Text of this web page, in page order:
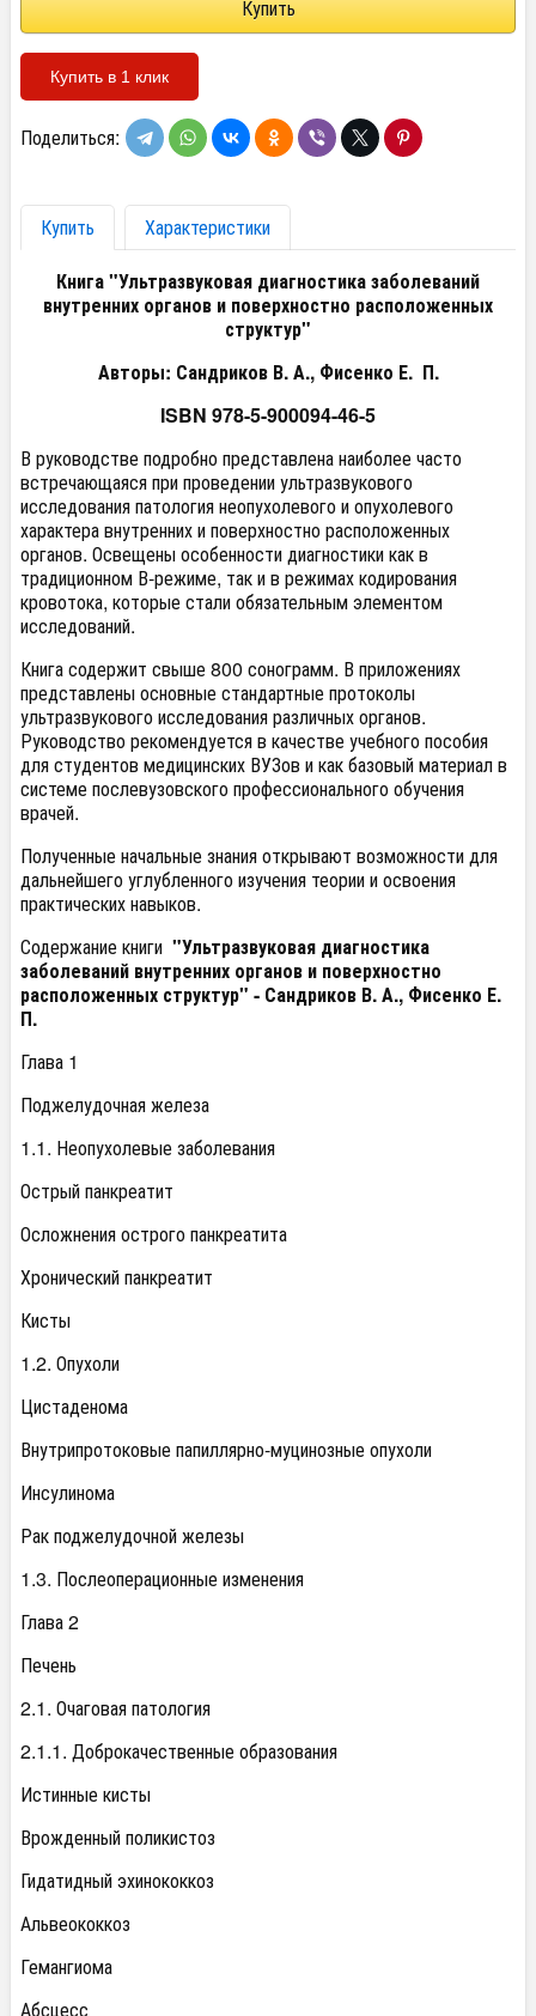
Купить в 1 клик
Поделиться:
Купить
Характеристики
Книга "Ультразвуковая диагностика заболеваний
внутренних органов и поверхностно расположенных
структур"
Авторы: Сандриков В. А., Фисенко Е. П.
ISBN 978-5-900094-46-5
В руководстве подробно представлена наиболее часто
встречающаяся при проведении ультразвукового
исследования патология неопухолевого и опухолевого
характера внутренних и поверхностно расположенных
органов. Освещены особенности диагностики как в
традиционном В-режиме, так и в режимах кодирования
кровотока, которые стали обязательным элементом
исследований.
Книга содержит свыше 800 сонограмм. В приложениях
представлены основные стандартные протоколы
ультразвукового исследования различных органов.
Руководство рекомендуется в качестве учебного пособия
для студентов медицинских ВУЗов и как базовый материал в
системе послевузовского профессионального обучения
врачей.
Полученные начальные знания открывают возможности для
дальнейшего углубленного изучения теории и освоения
практических навыков.
Содержание книги "Ультразвуковая диагностика
заболеваний внутренних органов и поверхностно
расположенных структур" - Сандриков В. А., Фисенко Е.
П.
Глава 1
Поджелудочная железа
1.1. Неопухолевые заболевания
Острый панкреатит
Осложнения острого панкреатита
Хронический панкреатит
Кисты
1.2. Опухоли
Цистаденома
Внутрипротоковые папиллярно-муцинозные опухоли
Инсулинома
Рак поджелудочной железы
1.3. Послеоперационные изменения
Глава 2
Печень
2.1. Очаговая патология
2.1.1. Доброкачественные образования
Истинные кисты
Врожденный поликистоз
Гидатидный эхинококкоз
Альвеококкоз
Гемангиома
Абсцесс